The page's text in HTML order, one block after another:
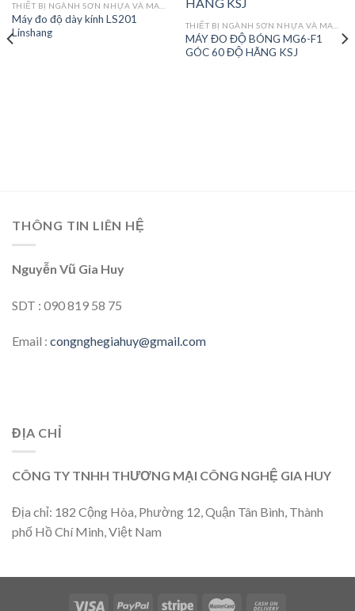
Add to
THIẾT BỊ NGÀNH SƠN NHỰA VÀ MAY MẶC
Máy đo độ dày kính LS201
Linshang
Add to
wishlist
THIẾT BỊ NGÀNH SƠN NHỰA VÀ MAY MẶC
MÁY ĐO ĐỘ BÓNG MG6-F1
GÓC 60 ĐỘ HÃNG KSJ
THÔNG TIN LIÊN HỆ
Nguyễn Vũ Gia Huy
SDT : 090 819 58 75
Email : congnghegiahuy@gmail.com
ĐỊA CHỈ
CÔNG TY TNHH THƯƠNG MẠI CÔNG NGHỆ GIA HUY
Địa chỉ: 182 Cộng Hòa, Phường 12, Quận Tân Bình, Thành
phố Hồ Chí Minh, Việt Nam